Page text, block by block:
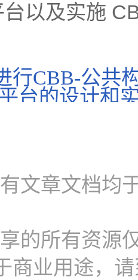
以及实施
行CBB-公共
台的设计和
文章文档均
的所有资源
商业用途，